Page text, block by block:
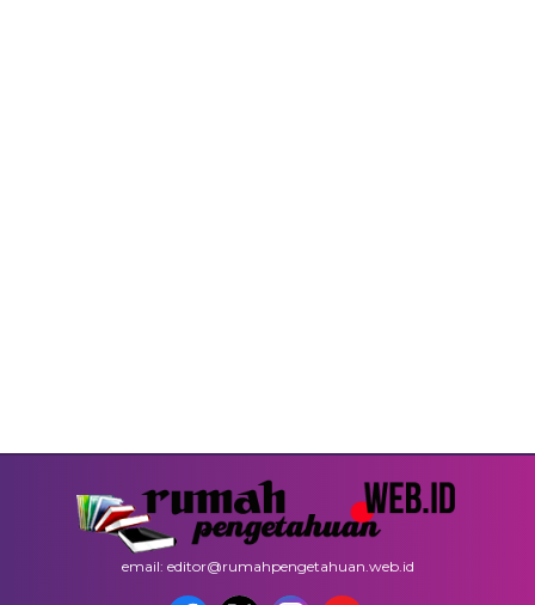
email: editor@rumahpengetahuan.web.id